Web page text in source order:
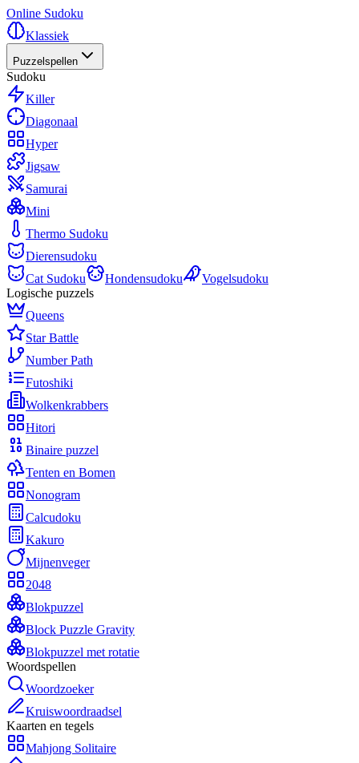
Online Sudoku
Klassiek
Puzzelspellen
Sudoku
Killer
Diagonaal
Hyper
Jigsaw
Samurai
Mini
Thermo Sudoku
Dierensudoku
Cat Sudoku
Hondensudoku
Vogelsudoku
Logische puzzels
Queens
Star Battle
Number Path
Futoshiki
Wolkenkrabbers
Hitori
Binaire puzzel
Tenten en Bomen
Nonogram
Calcudoku
Kakuro
Mijnenveger
2048
Blokpuzzel
Block Puzzle Gravity
Blokpuzzel met rotatie
Woordspellen
Woordzoeker
Kruiswoordraadsel
Kaarten en tegels
Mahjong Solitaire